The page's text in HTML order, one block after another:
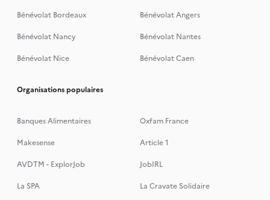
Bénévolat Bordeaux
Bénévolat Angers
Bénévolat Nancy
Bénévolat Nantes
Bénévolat Nice
Bénévolat Caen
Organisations populaires
Banques Alimentaires
Oxfam France
Makesense
Article 1
AVDTM - ExplorJob
JobIRL
La SPA
La Cravate Solidaire